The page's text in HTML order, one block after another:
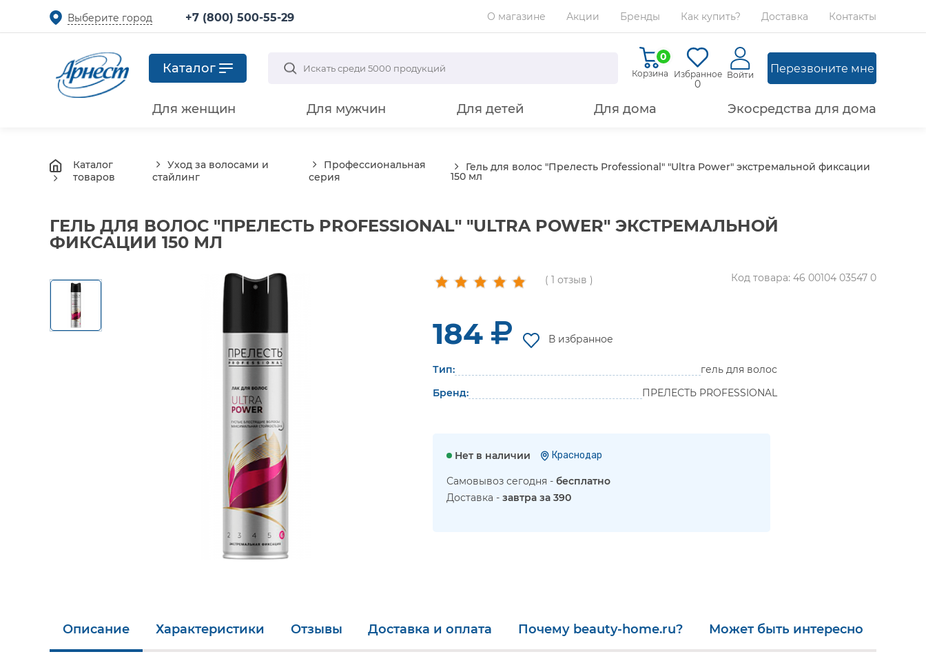
Выберите город +7 (800) 500-55-29 О магазине Акции Бренды Как купить? Доставка Контакты
Каталог
0
Корзина Избранное
0
Войти Перезвоните мне
Для женщин Для мужчин Для детей Для дома Экосредства для дома
Каталог
товаров
Уход за волосами и
стайлинг
Профессиональная
серия
Гель для волос "Прелесть Professional" "Ultra Power" экстремальной фиксации
150 мл
ГЕЛЬ ДЛЯ ВОЛОС "ПРЕЛЕСТЬ PROFESSIONAL" "ULTRA POWER" ЭКСТРЕМАЛЬНОЙ
ФИКСАЦИИ 150 МЛ
( 1 отзыв ) Код товара: 46 00104 03547 0
184 В избранное
Тип:
гель для волос
Бренд:
ПРЕЛЕСТЬ PROFESSIONAL
Нет в наличии Краснодар
Самовывоз сегодня - бесплатно
Доставка - завтра за 390
Описание Характеристики Отзывы Доставка и оплата Почему beauty-home.ru? Может быть интересно